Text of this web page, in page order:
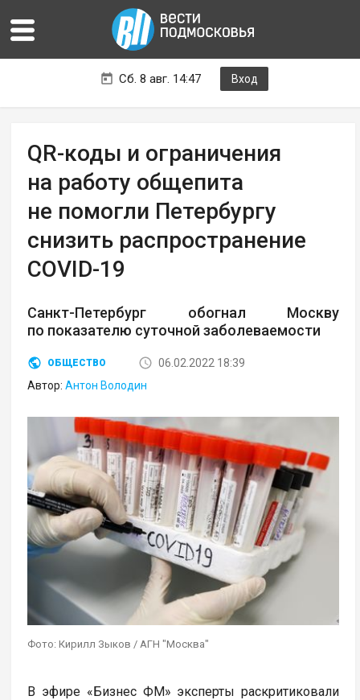
Сб. 8 авг. 14:47 Вход
QR-коды и ограничения
на работу общепита
не помогли Петербургу
снизить распространение
COVID-19
Санкт-Петербург обогнал Москву
по показателю суточной заболеваемости
ОБЩЕСТВО
06.02.2022 18:39
Автор:Антон Володин
Фото: Кирилл Зыков / АГН "Москва"
В эфире «Бизнес ФМ» эксперты раскритиковали